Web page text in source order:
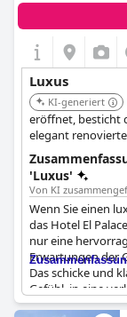
Luxus
KI-generiert
eröffnet, besticht
elegant
im Maya-Stil mit
und Bars.
'Luxus'
Von KI
Wenn Sie einen
das Hotel El
nur eine
Erwartungen der
Das schicke und
Gefühl, in eine
Gäste schätzten